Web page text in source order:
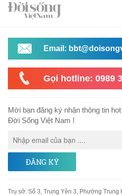
Email:
Gọi hotline: 0989
Mời bạn đăng ký nhận thông tin
Đời Sống Việt Nam !
ĐĂNG KÝ
Trụ sở: Số 3, Trung Yên 3, Phường Trung